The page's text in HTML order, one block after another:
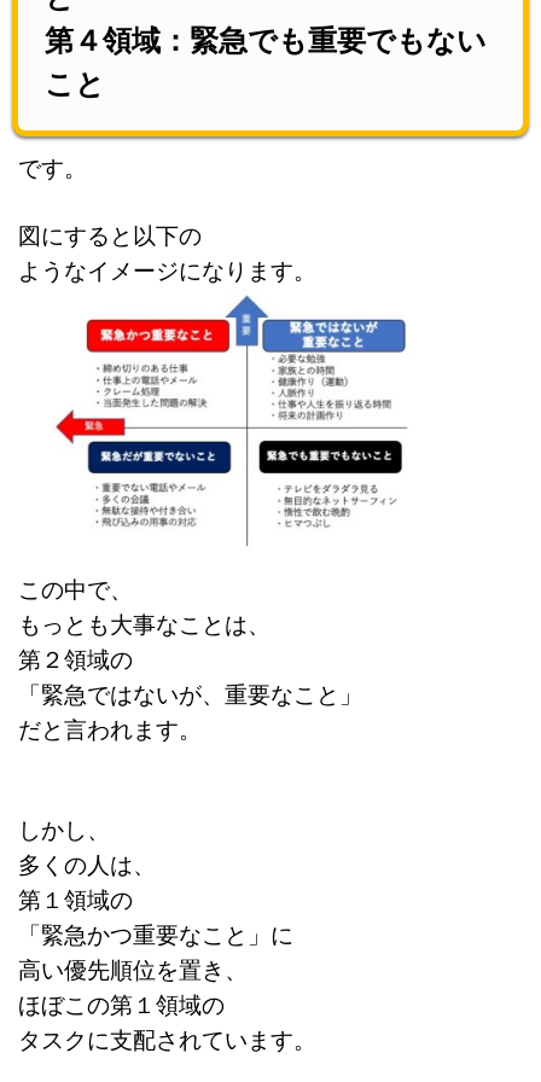
第４領域：緊急でも重要でもない
こと
です。
図にすると以下の
ようなイメージになります。
この中で、
もっとも大事なことは、
第２領域の
「緊急ではないが、重要なこと」
だと言われます。
しかし、
多くの人は、
第１領域の
「緊急かつ重要なこと」に
高い優先順位を置き、
ほぼこの第１領域の
タスクに支配されています。